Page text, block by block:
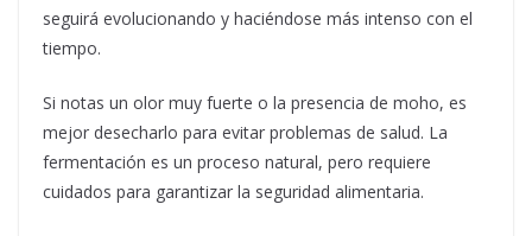
seguirá evolucionando y haciéndose más intenso con el
tiempo.
Si notas un olor muy fuerte o la presencia de moho, es
mejor desecharlo para evitar problemas de salud. La
fermentación es un proceso natural, pero requiere
cuidados para garantizar la seguridad alimentaria.